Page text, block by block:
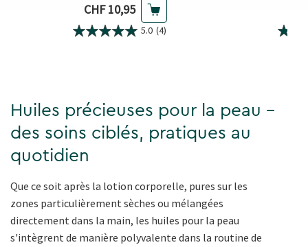
Prix actuel
CHF 10,95
5.0 (4)
Huiles précieuses pour la peau -
des soins ciblés, pratiques au
quotidien
Que ce soit après la lotion corporelle, pures sur les
zones particulièrement sèches ou mélangées
directement dans la main, les huiles pour la peau
s'intègrent de manière polyvalente dans la routine de